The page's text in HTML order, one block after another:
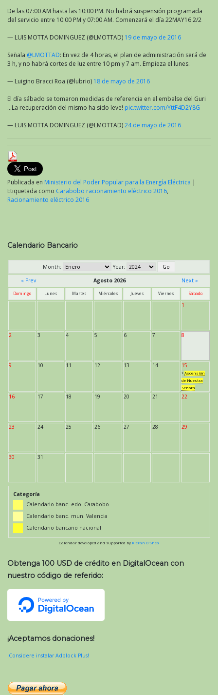
De las 07:00 AM hasta las 10:00 PM. No habrá suspensión programada
del servicio entre 10:00 PM y 07:00 AM. Comenzará el día 22MAY16 2/2
— LUIS MOTTA DOMINGUEZ (@LMOTTAD) 19 de mayo de 2016
Señala @LMOTTAD: En vez de 4 horas, el plan de administración será de
3 h, y no habrá cortes de luz entre 10 pm y 7 am. Empieza el lunes.
— Luigino Bracci Roa (@lubrio) 18 de mayo de 2016
El día sábado se tomaron medidas de referencia en el embalse del Guri
…La recuperación del mismo ha sido leve! pic.twitter.com/YttF4D2Y8G
— LUIS MOTTA DOMINGUEZ (@LMOTTAD)24 de mayo de 2016
Publicada en Ministerio del Poder Popular para la Energía Eléctrica |
Etiquetada como Carabobo racionamiento eléctrico 2016,
Racionamiento eléctrico 2016
Calendario Bancario
Month:
Year:
« Prev
Agosto 2026 Next »
Domingo Lunes Martes Miércoles Jueves Viernes Sábado
1
2 3 4 5 6 7 8
9 10 11 12 13 14 15
* Ascensión
de Nuestra
Señora
16 17 18 19 20 21 22
23 24 25 26 27 28 29
30 31
Categoría
Calendario banc. edo. Carabobo
Calendario banc. mun. Valencia
Calendario bancario nacional
Calendar developed and supported by Kieran O'Shea
Obtenga 100 USD de crédito en DigitalOcean con
nuestro código de referido:
¡Aceptamos donaciones!
¡Considere instalar Adblock Plus!